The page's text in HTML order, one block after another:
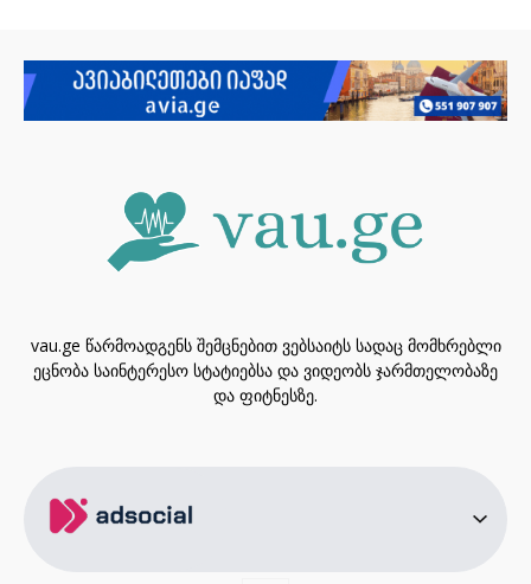
vau.ge წარმოადგენს შემცნებით ვებსაიტს სადაც მომხრებლი
ეცნობა საინტერესო სტატიებსა და ვიდეობს ჯარმთელობაზე
და ფიტნესზე.